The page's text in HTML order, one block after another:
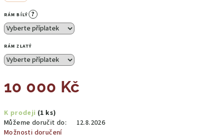
RÁM BÍLÝ ?
RÁM ZLATÝ
10 000 Kč
cena:
K prodeji (1 ks)
Můžeme doručit do:
12.8.2026
Možnosti doručení